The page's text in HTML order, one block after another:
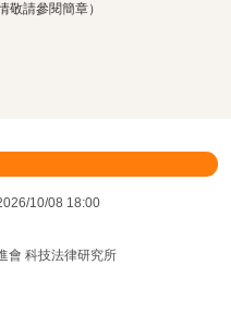
敬請參閱簡章）
10/08 18:00
會 科技法律研究所